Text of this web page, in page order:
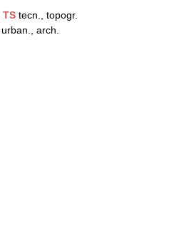
TS tecn., topogr.
urban., arch.